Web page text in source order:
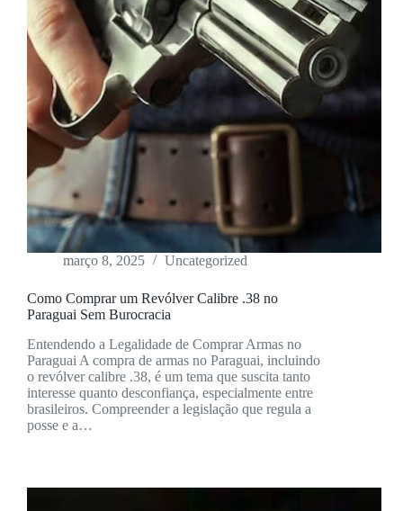
março 8, 2025 Uncategorized
Como Comprar um Revólver Calibre .38 no
Paraguai Sem Burocracia
Entendendo a Legalidade de Comprar Armas no
Paraguai A compra de armas no Paraguai, incluindo
o revólver calibre .38, é um tema que suscita tanto
interesse quanto desconfiança, especialmente entre
brasileiros. Compreender a legislação que regula a
posse e a…